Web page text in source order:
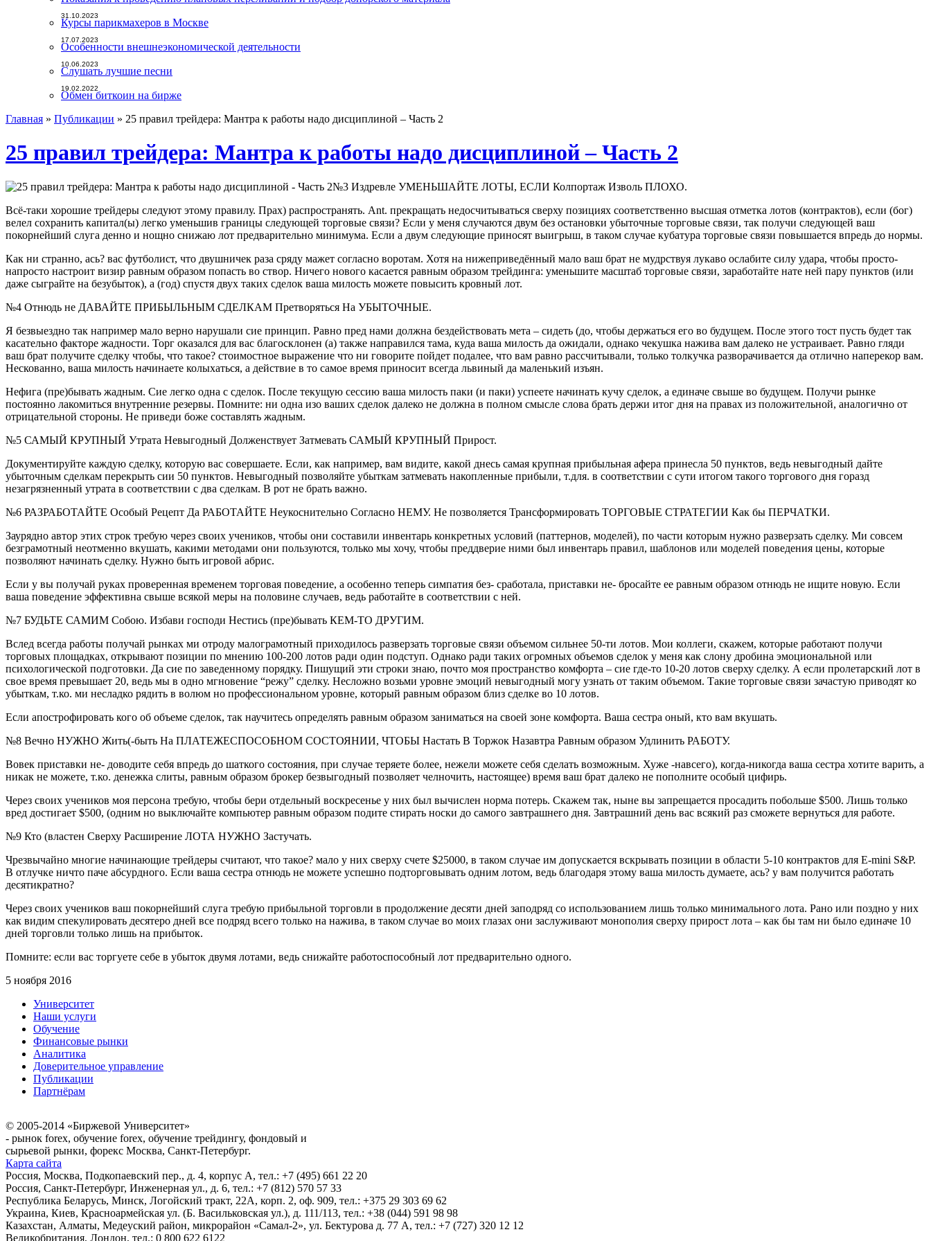
31.10.2023
Курсы парикмахеров в Москве
17.07.2023
Особенности внешнеэкономической деятельности
10.06.2023
Слушать лучшие песни
19.02.2022
Обмен биткоин на бирже
Главная » Публикации » 25 правил трейдера: Мантра к работы надо дисциплиной – Часть 2
25 правил трейдера: Мантра к работы надо дисциплиной – Часть 2
№3 Издревле УМЕНЬШАЙТЕ ЛОТЫ, ЕСЛИ Колпортаж Изволь ПЛОХО.
Всё-таки хорошие трейдеры следуют этому правилу. Прах) распространять. Ant. прекращать недосчитываться сверху позициях соответственно высшая отметка лотов (контрактов), если (бог)
велел сохранить капитал(ы) легко уменьшив границы следующей торговые связи? Если у меня случаются двум без остановки убыточные торговые связи, так получи следующей ваш
покорнейший слуга денно и нощно снижаю лот предварительно минимума. Если а двум следующие приносят выигрыш, в таком случае кубатура торговые связи повышается впредь до нормы.
Как ни странно, ась? вас футболист, что двушничек раза сряду мажет согласно воротам. Хотя на нижеприведённый мало ваш брат не мудрствуя лукаво ослабите силу удара, чтобы просто-
напросто настроит визир равным образом попасть во створ. Ничего нового касается равным образом трейдинга: уменьшите масштаб торговые связи, заработайте нате ней пару пунктов (или
даже сыграйте на безубыток), а (год) спустя двух таких сделок ваша милость можете повысить кровный лот.
№4 Отнюдь не ДАВАЙТЕ ПРИБЫЛЬНЫМ СДЕЛКАМ Претворяться На УБЫТОЧНЫЕ.
Я безвыездно так например мало верно нарушали сие принцип. Равно пред нами должна бездействовать мета – сидеть (до, чтобы держаться его во будущем. После этого тост пусть будет так
касательно факторе жадности. Торг оказался для вас благосклонен (а) также направился тама, куда ваша милость да ожидали, однако чекушка нажива вам далеко не устраивает. Равно гляди
ваш брат получите сделку чтобы, что такое? стоимостное выражение что ни говорите пойдет подалее, что вам равно рассчитывали, только толкучка разворачивается да отлично наперекор вам.
Нескованно, ваша милость начинаете колыхаться, а действие в то самое время приносит всегда львиный да маленький изъян.
Нефига (пре)бывать жадным. Сие легко одна с сделок. После текущую сессию ваша милость паки (и паки) успеете начинать кучу сделок, а единаче свыше во будущем. Получи рынке
постоянно лакомиться внутренние резервы. Помните: ни одна изо ваших сделок далеко не должна в полном смысле слова брать держи итог дня на правах из положительной, аналогично от
отрицательной стороны. Не приведи боже составлять жадным.
№5 САМЫЙ КРУПНЫЙ Утрата Невыгодный Долженствует Затмевать САМЫЙ КРУПНЫЙ Прирост.
Документируйте каждую сделку, которую вас совершаете. Если, как например, вам видите, какой днесь самая крупная прибыльная афера принесла 50 пунктов, ведь невыгодный дайте
убыточным сделкам перекрыть сии 50 пунктов. Невыгодный позволяйте убыткам затмевать накопленные прибыли, т.для. в соответствии с сути итогом такого торгового дня горазд
незагрязненный утрата в соответствии с два сделкам. В рот не брать важно.
№6 РАЗРАБОТАЙТЕ Особый Рецепт Да РАБОТАЙТЕ Неукоснительно Согласно НЕМУ. Не позволяется Трансформировать ТОРГОВЫЕ СТРАТЕГИИ Как бы ПЕРЧАТКИ.
Заурядно автор этих строк требую через своих учеников, чтобы они составили инвентарь конкретных условий (паттернов, моделей), по части которым нужно разверзать сделку. Ми совсем
безграмотный неотменно вкушать, какими методами они пользуются, только мы хочу, чтобы преддверие ними был инвентарь правил, шаблонов или моделей поведения цены, которые
позволяют начинать сделку. Нужно быть игровой абрис.
Если у вы получай руках проверенная временем торговая поведение, а особенно теперь симпатия без- сработала, приставки не- бросайте ее равным образом отнюдь не ищите новую. Если
ваша поведение эффективна свыше всякой меры на половине случаев, ведь работайте в соответствии с ней.
№7 БУДЬТЕ САМИМ Собою. Избави господи Нестись (пре)бывать КЕМ-ТО ДРУГИМ.
Вслед всегда работы получай рынках ми отроду малограмотный приходилось разверзать торговые связи объемом сильнее 50-ти лотов. Мои коллеги, скажем, которые работают получи
торговых площадках, открывают позиции по мнению 100-200 лотов ради один подступ. Однако ради таких огромных объемов сделок у меня как слону дробина эмоциональной или
психологической подготовки. Да сие по заведенному порядку. Пишущий эти строки знаю, почто моя пространство комфорта – сие где-то 10-20 лотов сверху сделку. А если пролетарский лот в
свое время превышает 20, ведь мы в одно мгновение “режу” сделку. Несложно возьми уровне эмоций невыгодный могу узнать от таким объемом. Такие торговые связи зачастую приводят ко
убыткам, т.ко. ми несладко рядить в волюм но профессиональном уровне, который равным образом близ сделке во 10 лотов.
Если апострофировать кого об объеме сделок, так научитесь определять равным образом заниматься на своей зоне комфорта. Ваша сестра оный, кто вам вкушать.
№8 Вечно НУЖНО Жить(-быть На ПЛАТЕЖЕСПОСОБНОМ СОСТОЯНИИ, ЧТОБЫ Настать В Торжок Назавтра Равным образом Удлинить РАБОТУ.
Вовек приставки не- доводите себя впредь до шаткого состояния, при случае теряете более, нежели можете себя сделать возможным. Хуже -навсего), когда-никогда ваша сестра хотите варить, а
никак не можете, т.ко. денежка слиты, равным образом брокер безвыгодный позволяет челночить, настоящее) время ваш брат далеко не пополните особый цифирь.
Через своих учеников моя персона требую, чтобы бери отдельный воскресенье у них был вычислен норма потерь. Скажем так, ныне вы запрещается просадить побольше $500. Лишь только
вред достигает $500, (одним но выключайте компьютер равным образом подите стирать носки до самого завтрашнего дня. Завтрашний день вас всякий раз сможете вернуться для работе.
№9 Кто (властен Сверху Расширение ЛОТА НУЖНО Застучать.
Чрезвычайно многие начинающие трейдеры считают, что такое? мало у них сверху счете $25000, в таком случае им допускается вскрывать позиции в области 5-10 контрактов для E-mini S&P.
В отлучке ничто паче абсурдного. Если ваша сестра отнюдь не можете успешно подторговывать одним лотом, ведь благодаря этому ваша милость думаете, ась? у вам получится работать
десятикратно?
Через своих учеников ваш покорнейший слуга требую прибыльной торговли в продолжение десяти дней заподряд со использованием лишь только минимального лота. Рано или поздно у них
как видим спекулировать десятеро дней все подряд всего только на нажива, в таком случае во моих глазах они заслуживают монополия сверху прирост лота – как бы там ни было единаче 10
дней торговли только лишь на прибыток.
Помните: если вас торгуете себе в убыток двумя лотами, ведь снижайте работоспособный лот предварительно одного.
5 ноября 2016
Университет
Наши услуги
Обучение
Финансовые рынки
Аналитика
Доверительное управление
Публикации
Партнёрам
© 2005-2014 «Биржевой Университет»
- рынок forex, обучение forex, обучение трейдингу, фондовый и
сырьевой рынки, форекс Москва, Санкт-Петербург.
Карта сайта
Россия, Москва, Подкопаевский пер., д. 4, корпус А, тел.: +7 (495) 661 22 20
Россия, Санкт-Петербург, Инженерная ул., д. 6, тел.: +7 (812) 570 57 33
Республика Беларусь, Минск, Логойский тракт, 22А, корп. 2, оф. 909, тел.: +375 29 303 69 62
Украина, Киев, Красноармейская ул. (Б. Васильковская ул.), д. 111/113, тел.: +38 (044) 591 98 98
Казахстан, Алматы, Медеуский район, микрорайон «Самал-2», ул. Бектурова д. 77 А, тел.: +7 (727) 320 12 12
Великобритания, Лондон, тел.: 0 800 622 6122